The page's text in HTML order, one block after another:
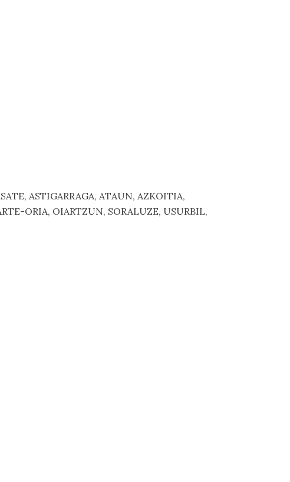
ASTIGARRAGA, ATAUN, AZKOITIA,
ORIA, OIARTZUN, SORALUZE, USURBIL,